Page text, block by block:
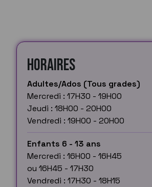
Horaires
Adultes/Ados (Tous grades)
Mercredi : 17H30 - 19H00
Jeudi : 18H00 - 20H00
Vendredi : 19H00 - 20H00
Enfants 6 - 13 ans
Mercredi : 16H00 - 16H45
ou 16H45 - 17H30
Vendredi : 17H30 - 18H15